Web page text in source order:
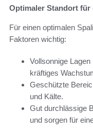
Optimaler Standort für
Für einen optimalen
Faktoren wichtig:
Vollsonnige
kräftiges
Geschützte
und Kälte.
Gut durchlässige
und sorgen für